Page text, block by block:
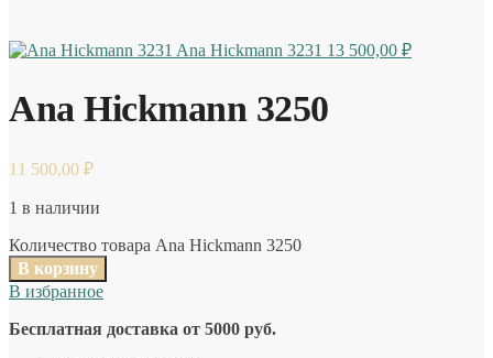
Ana Hickmann 3231 13 500,00 ₽
Ana Hickmann 3250
11 500,00 ₽
1 в наличии
Количество товара Ana Hickmann 3250
В корзину
В избранное
Бесплатная доставка от 5000 руб.